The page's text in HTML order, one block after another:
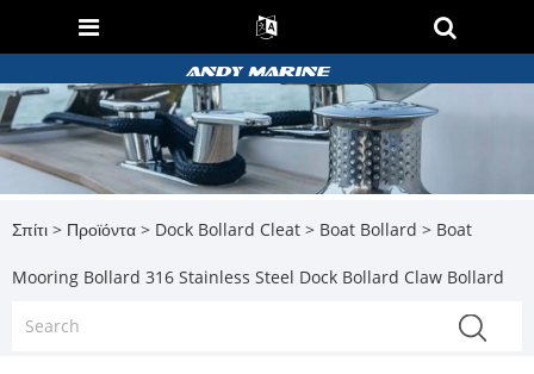
Σπίτι > Προϊόντα > Dock Bollard Cleat > Boat Bollard > Boat
Mooring Bollard 316 Stainless Steel Dock Bollard Claw Bollard